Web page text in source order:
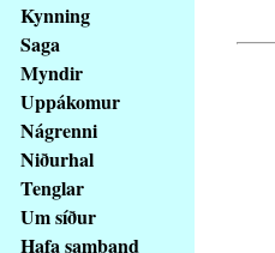
obsah
stránky
Klávesové
zkratky
tomto
webu
základní
Kynning
Saga
Myndir
Uppákomur
Nágrenni
Niðurhal
Tenglar
Um síður
Hafa samband